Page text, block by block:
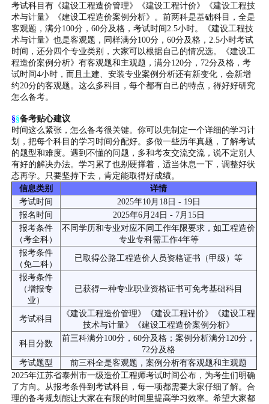
考试科目有《建设工程造价管理》《建设工程计价》《建设工程技
术与计量》《建设工程造价案例分析》。前两科是基础科目，全是
客观题，满分100分，60分及格，考试时间2.5小时。《建设工程技
术与计量》也是客观题，同样满分100分，60分及格，2.5小时考试
时间，还分四个专业类别，大家可以根据自己的情况选。《建设工
程造价案例分析》有客观题和主观题，满分120分，72分及格，考
试时间4小时，而且土建、安装专业案例分析还有新变化，会新增
约20分的客观题。这么多科目，每个都有自己的特点，得好好研究
怎么备考。
§§备考贴心建议
时间这么紧张，怎么备考很关键。你可以先制定一个详细的学习计
划，把每个科目的学习时间分配好。多做一些历年真题，了解考试
的题型和难度。遇到不懂的问题，多和考友交流交流，说不定别人
有好的解决办法。学习累了也别硬撑着，适当休息一下，调整好状
态再学。只要坚持下去，肯定能取得好成绩。
信息类别
详情
考试时间
2025年10月18日 - 19日
报名时间
2025年6月24日 - 7月15日
报考条件
（考全科）
不同学历和专业对应不同工作年限要求，如工程造价
专业专科需工作4年等
报考条件
（免二科）
已取得公路工程造价人员资格证书（甲级）等
报考条件
（增报专
业）
已获得一种专业职业资格证书可免考基础科目
考试科目
《建设工程造价管理》《建设工程计价》《建设工程
技术与计量》《建设工程造价案例分析》
科目分数
前三科满分100分，60分及格；案例分析满分120分，
72分及格
考试题型
前三科全是客观题，案例分析有客观题和主观题
2025年江苏省泰州市一级造价工程师考试时间公布，为考生们明确
了方向。从报考条件到考试科目，每一项都需要大家仔细了解。合
理的备考规划能让大家在有限的时间里提高学习效率。希望大家都